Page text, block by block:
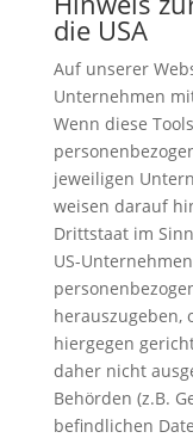
die USA
Auf unserer
Unternehmen
Wenn diese
jeweiligen
weisen darauf
Drittstaat im
US-
herauszugeben,
hiergegen
daher nicht
Behörden (z.B.
befindlichen